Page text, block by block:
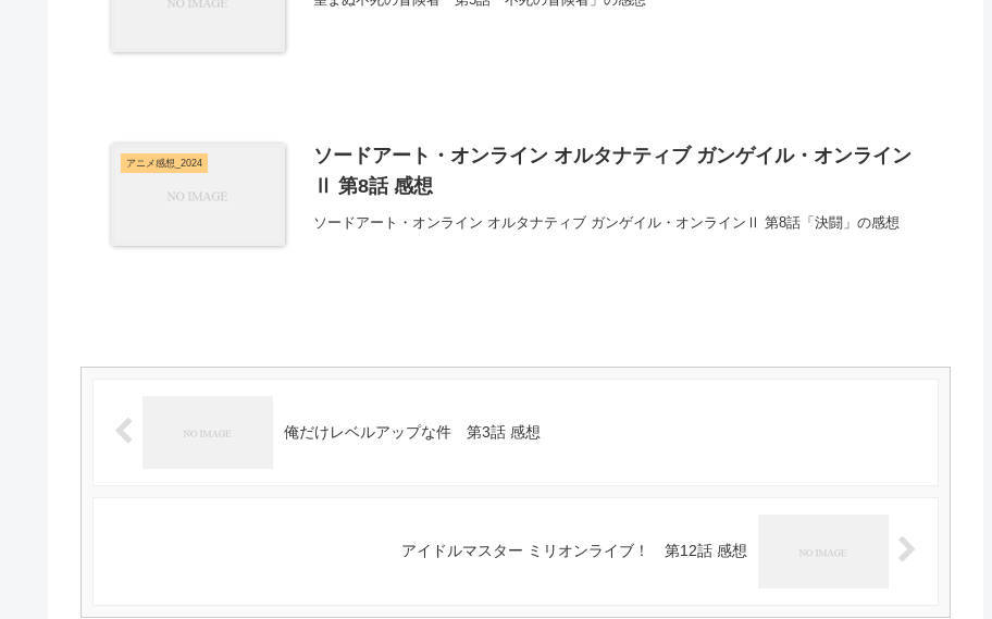
アニメ感想_2024
ソードアート・オンライン オルタナティブ ガンゲイル・オンライン
Ⅱ 第8話 感想
ソードアート・オンライン オルタナティブ ガンゲイル・オンラインⅡ 第8話「決闘」の感想
俺だけレベルアップな件 第3話 感想
アイドルマスター ミリオンライブ！ 第12話 感想